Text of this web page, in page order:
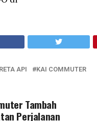
API KAI COMMUTER
Tambah
Perjalanan